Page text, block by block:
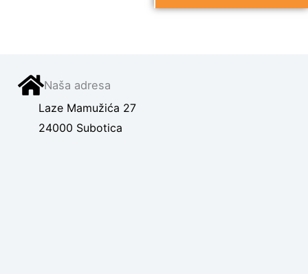
Naša adresa
Laze Mamužića 27
24000 Subotica